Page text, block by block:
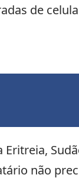
de
não